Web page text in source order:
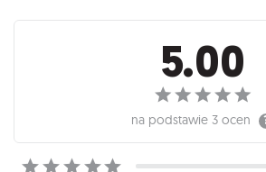
Recenzje
5.00
na podstawie 3 ocen